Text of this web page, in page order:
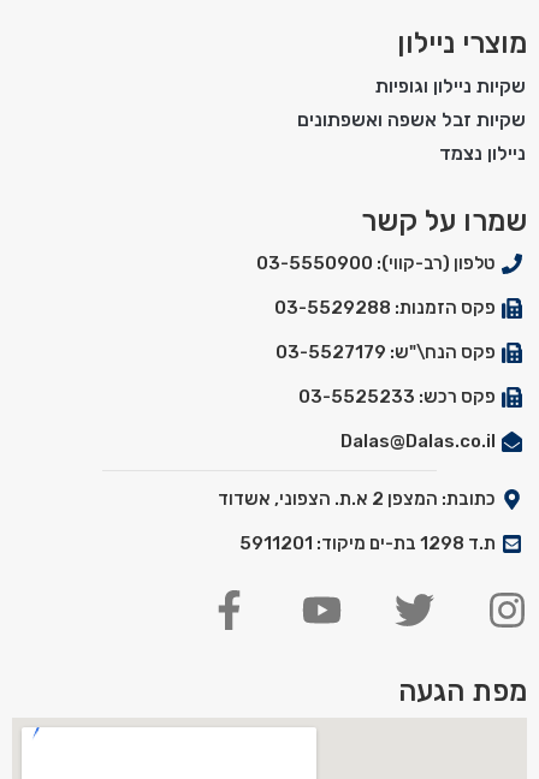
מוצרי ניילון
שקיות ניילון וגופיות
שקיות זבל אשפה ואשפתונים
ניילון נצמד
שמרו על קשר
טלפון (רב-קווי): 03-5550900
פקס הזמנות: 03-5529288
פקס הנח\"ש: 03-5527179
פקס רכש: 03-5525233
Dalas@Dalas.co.il
כתובת: המצפן 2 א.ת. הצפוני, אשדוד
ת.ד 1298 בת-ים מיקוד: 5911201
מפת הגעה